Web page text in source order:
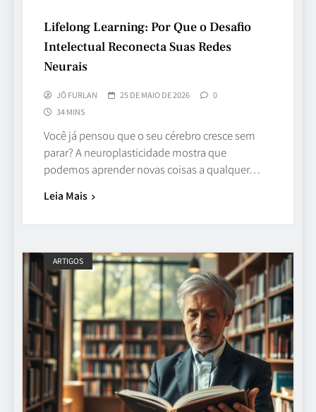
Lifelong Learning: Por Que o Desafio
Intelectual Reconecta Suas Redes
Neurais
JÔ FURLAN 25 DE MAIO DE 2026
0
34 MINS
Você já pensou que o seu cérebro cresce sem
parar? A neuroplasticidade mostra que
podemos aprender novas coisas a qualquer…
Leia Mais
ARTIGOS